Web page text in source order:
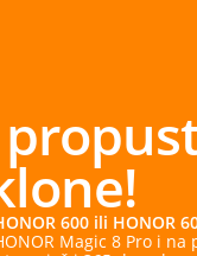
600 Proi na poklon
i na poklon dobijaš